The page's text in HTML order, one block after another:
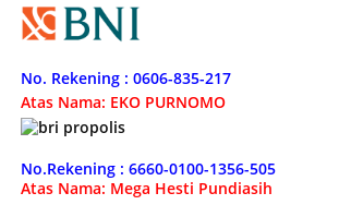
No. Rekening : 0606-835-217
Atas Nama: EKO PURNOMO
No.Rekening : 6660-0100-1356-505
Atas Nama: Mega Hesti Pundiasih